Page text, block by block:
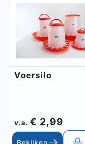
Voersilo
v.a. € 2,99